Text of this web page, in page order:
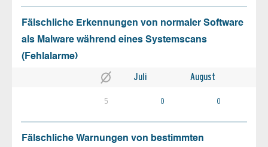
Fälschliche Erkennungen von normaler Software
als Malware während eines Systemscans
(Fehlalarme)
Juli August
5 0 0
Fälschliche Warnungen von bestimmten